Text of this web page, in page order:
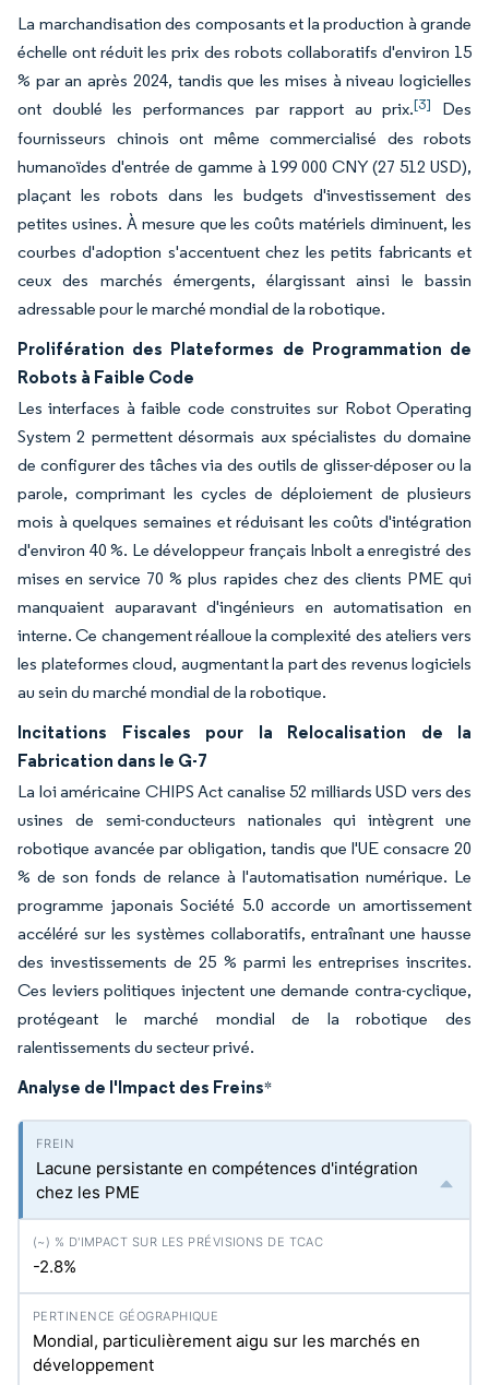
La marchandisation des composants et la production à grande
échelle ont réduit les prix des robots collaboratifs d'environ 15
% par an après 2024, tandis que les mises à niveau logicielles
ont doublé les performances par rapport au prix.[3]
Des
fournisseurs chinois ont même commercialisé des robots
humanoïdes d'entrée de gamme à 199 000 CNY (27 512 USD),
plaçant les robots dans les budgets d'investissement des
petites usines. À mesure que les coûts matériels diminuent, les
courbes d'adoption s'accentuent chez les petits fabricants et
ceux des marchés émergents, élargissant ainsi le bassin
adressable pour le marché mondial de la robotique.
Prolifération des Plateformes de Programmation de
Robots à Faible Code
Les interfaces à faible code construites sur Robot Operating
System 2 permettent désormais aux spécialistes du domaine
de configurer des tâches via des outils de glisser-déposer ou la
parole, comprimant les cycles de déploiement de plusieurs
mois à quelques semaines et réduisant les coûts d'intégration
d'environ 40 %. Le développeur français Inbolt a enregistré des
mises en service 70 % plus rapides chez des clients PME qui
manquaient auparavant d'ingénieurs en automatisation en
interne. Ce changement réalloue la complexité des ateliers vers
les plateformes cloud, augmentant la part des revenus logiciels
au sein du marché mondial de la robotique.
Incitations Fiscales pour la Relocalisation de la
Fabrication dans le G-7
La loi américaine CHIPS Act canalise 52 milliards USD vers des
usines de semi-conducteurs nationales qui intègrent une
robotique avancée par obligation, tandis que l'UE consacre 20
% de son fonds de relance à l'automatisation numérique. Le
programme japonais Société 5.0 accorde un amortissement
accéléré sur les systèmes collaboratifs, entraînant une hausse
des investissements de 25 % parmi les entreprises inscrites.
Ces leviers politiques injectent une demande contra-cyclique,
protégeant le marché mondial de la robotique des
ralentissements du secteur privé.
Analyse de l'Impact des Freins*
Lacune persistante en compétences d'intégration
chez les PME
-2.8%
Mondial, particulièrement aigu sur les marchés en
développement